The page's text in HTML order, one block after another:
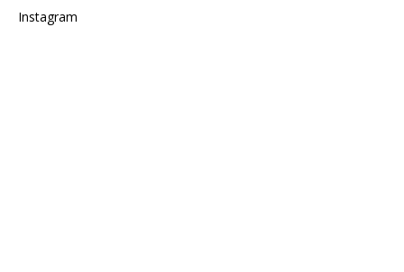
Instagram